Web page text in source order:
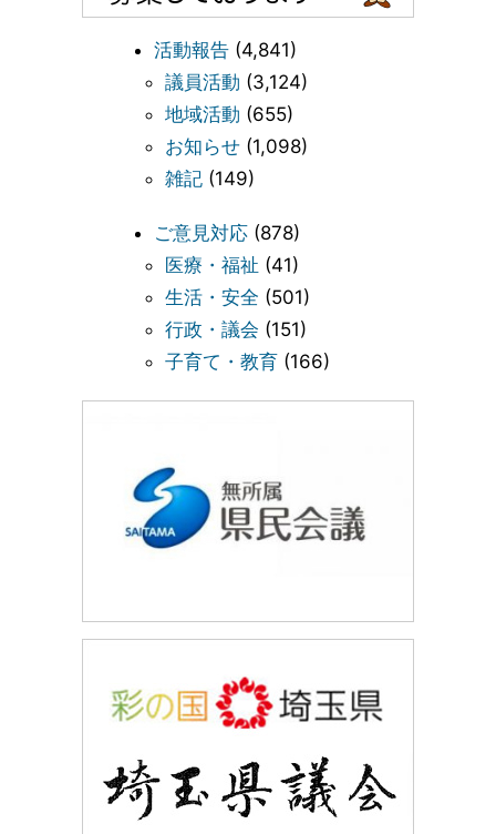
活動報告 (4,841)
議員活動 (3,124)
地域活動 (655)
お知らせ (1,098)
雑記 (149)
ご意見対応 (878)
医療・福祉 (41)
生活・安全 (501)
行政・議会 (151)
子育て・教育 (166)